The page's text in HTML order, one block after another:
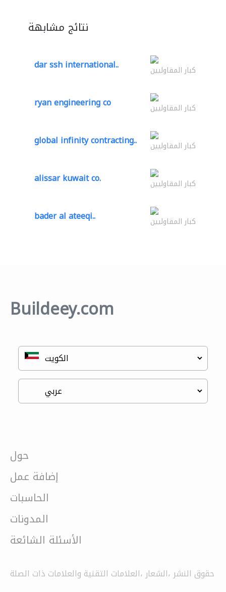
نتائج مشابهة
dar ssh international.. كبار المقاوليين
ryan engineering co كبار المقاوليين
global infinity contracting.. كبار المقاوليين
alissar kuwait co. كبار المقاوليين
bader al ateeqi.. كبار المقاوليين
Buildeey.com
حول
إضافة عمل
الحاسبات
المدونات
الأسئلة الشائعة
حقوق النشر ،الشعار ،العلامات التقنية والعلامات ذات الصلة